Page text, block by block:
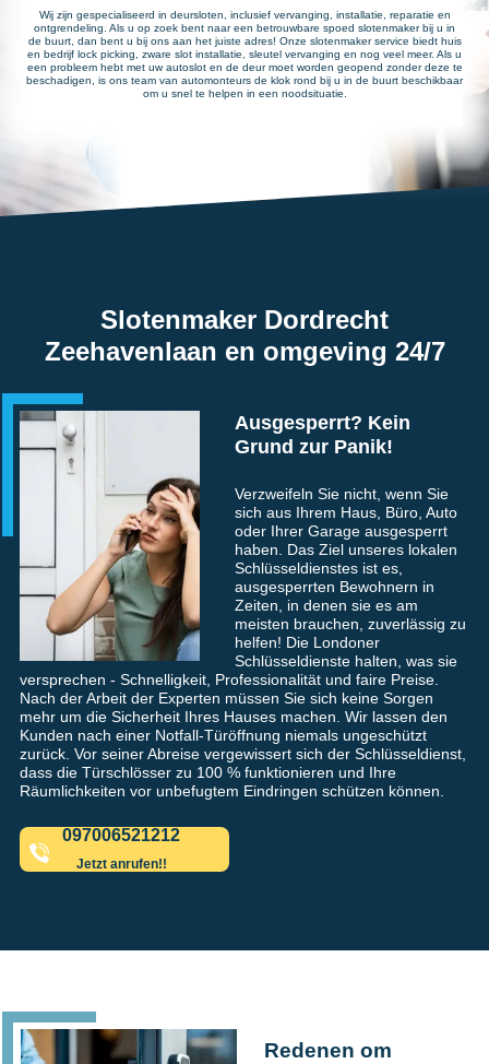
Wij zijn gespecialiseerd in deursloten, inclusief vervanging, installatie, reparatie en
ontgrendeling. Als u op zoek bent naar een betrouwbare spoed slotenmaker bij u in
de buurt, dan bent u bij ons aan het juiste adres! Onze slotenmaker service biedt huis
en bedrijf lock picking, zware slot installatie, sleutel vervanging en nog veel meer. Als u
een probleem hebt met uw autoslot en de deur moet worden geopend zonder deze te
beschadigen, is ons team van automonteurs de klok rond bij u in de buurt beschikbaar
om u snel te helpen in een noodsituatie.
Slotenmaker Dordrecht
Zeehavenlaan en omgeving 24/7
Ausgesperrt? Kein
Grund zur Panik!
Verzweifeln Sie nicht, wenn Sie
sich aus Ihrem Haus, Büro, Auto
oder Ihrer Garage ausgesperrt
haben. Das Ziel unseres lokalen
Schlüsseldienstes ist es,
ausgesperrten Bewohnern in
Zeiten, in denen sie es am
meisten brauchen, zuverlässig zu
helfen! Die Londoner
Schlüsseldienste halten, was sie
versprechen - Schnelligkeit, Professionalität und faire Preise.
Nach der Arbeit der Experten müssen Sie sich keine Sorgen
mehr um die Sicherheit Ihres Hauses machen. Wir lassen den
Kunden nach einer Notfall-Türöffnung niemals ungeschützt
zurück. Vor seiner Abreise vergewissert sich der Schlüsseldienst,
dass die Türschlösser zu 100 % funktionieren und Ihre
Räumlichkeiten vor unbefugtem Eindringen schützen können.
097006521212
Jetzt anrufen!!
Redenen om